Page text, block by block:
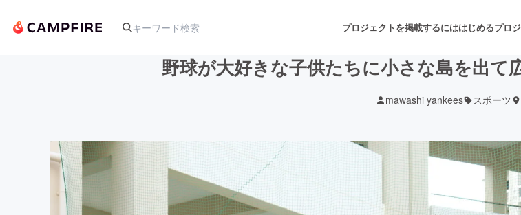
プロジェクトを掲載するにははじめるプロ
アート・写真 舞
テクノロジー・ガジェット ゲーム・サービス開発 フ
野球が大好きな子供たちに小さな島を出て
mawashi yankees スポーツ